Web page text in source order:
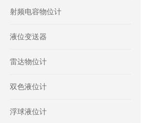
射频电容物位计
液位变送器
雷达物位计
双色液位计
浮球液位计